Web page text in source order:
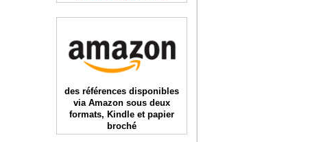
des références disponibles
via Amazon sous deux
formats, Kindle et papier
broché